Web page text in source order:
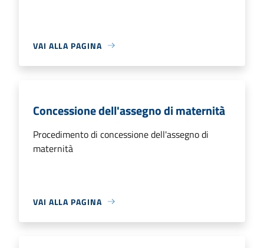
VAI ALLA PAGINA
Concessione dell'assegno di maternità
Procedimento di concessione dell'assegno di
maternità
VAI ALLA PAGINA